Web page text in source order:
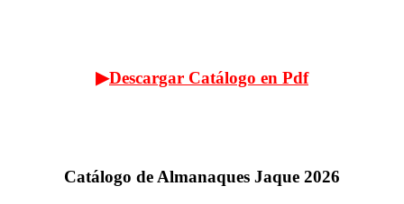
▶Descargar Catálogo en Pdf
Catálogo de Almanaques Jaque 2026